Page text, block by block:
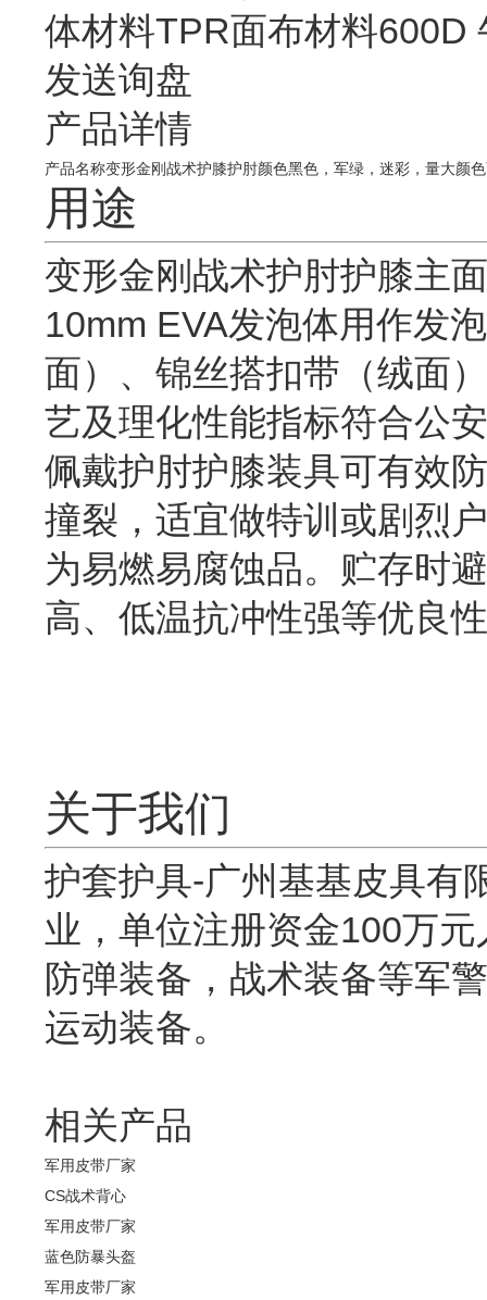
体材料TPR面布材料600D
发送询盘
产品详情
产品名称变形金刚战术护膝护肘颜色黑色，军绿，迷彩，量大颜
用途
变形金刚战术护肘护膝主
10mm EVA发泡体用作发
面）、锦丝搭扣带（绒面
艺及理化性能指标符合公
佩戴护肘护膝装具可有效
撞裂，适宜做特训或剧烈
为易燃易腐蚀品。贮存时
高、低温抗冲性强等优良
关于我们
护套护具-广州基基皮具有
业，单位注册资金100万
防弹装备，战术装备等军
运动装备。
相关产品
军用皮带厂家
CS战术背心
军用皮带厂家
蓝色防暴头盔
军用皮带厂家